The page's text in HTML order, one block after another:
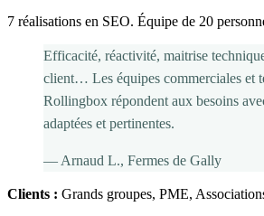
7 réalisations en SEO. Équipe de 20
Efficacité, réactivité, maitrise
client… Les équipes commerciales et
Rollingbox répondent aux besoins
adaptées et pertinentes.
— Arnaud L., Fermes de Gally
Clients : Grands groupes, PME,